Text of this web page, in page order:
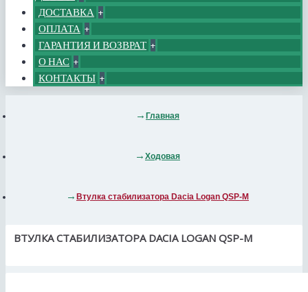
ДОСТАВКА +
ОПЛАТА +
ГАРАНТИЯ И ВОЗВРАТ +
О НАС +
КОНТАКТЫ +
Главная
Ходовая
Втулка стабилизатора Dacia Logan QSP-M
ВТУЛКА СТАБИЛИЗАТОРА DACIA LOGAN QSP-M